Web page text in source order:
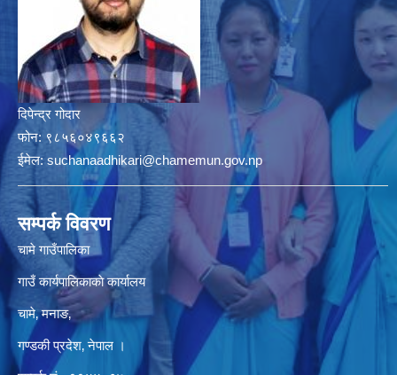
दिपेन्द्र गोदार
फोन: ९८५६०४९६६२
ईमेल: suchanaadhikari@chamemun.gov.np
सम्पर्क विवरण
चामे गाउँपालिका
गाउँ कार्यपालिकाकाे कार्यालय
चामे‚ मनाङ‚
गण्डकी प्रदेश‚ नेपाल ।